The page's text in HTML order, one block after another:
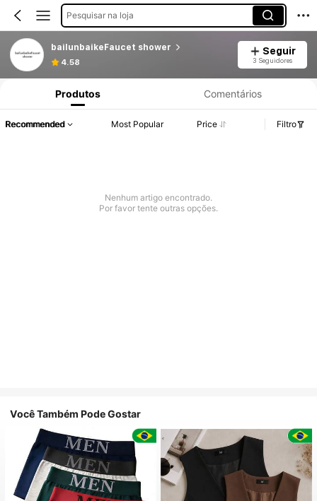
Pesquisar na loja
bailunbaikeFaucet shower
4.58
Seguir
3 Seguidores
Produtos Comentários
Recommended Most Popular Price Filtro
Nenhum artigo encontrado.
Por favor tente outras opções.
Você Também Pode Gostar